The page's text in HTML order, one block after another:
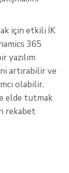
için etkili İK
365
yazılım
artırabilir ve
olabilir.
elde tutmak
rekabet